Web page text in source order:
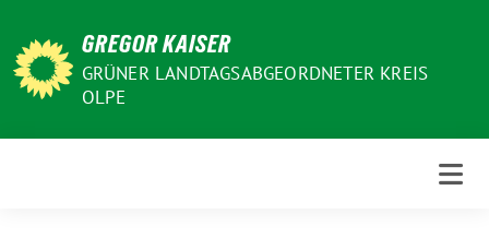
zum
Inhalt
GREGOR KAISER
GRÜNER LANDTAGSABGEORDNETER KREIS
OLPE